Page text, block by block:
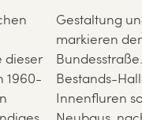
dieser
1960-
der